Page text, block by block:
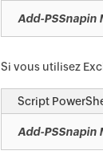
Add-PSSnapin
Si vous utilisez
Script
Add-PSSnapin